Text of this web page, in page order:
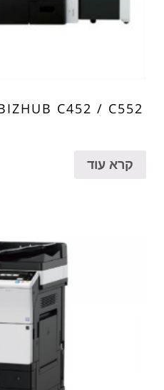
C452 / C552
קרא עוד